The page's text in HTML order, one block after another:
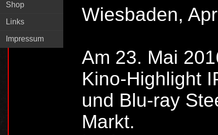
Shop
Links
Impressum
Wiesbaden,
Am 23. Mai
Kino-Highlight
und Blu-ray
Markt.